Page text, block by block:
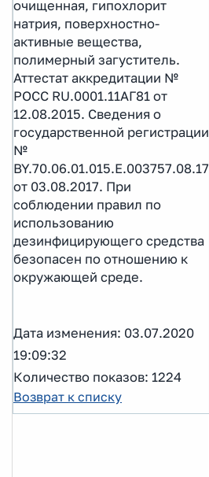
очищенная, гипохлорит
натрия, поверхностно-
активные вещества,
полимерный загуститель.
Аттестат аккредитации №
РОСС RU.0001.11АГ81 от
12.08.2015. Сведения о
государственной регистрации
№
BY.70.06.01.015.E.003757.08.17
от 03.08.2017. При
соблюдении правил по
использованию
дезинфицирующего средства
безопасен по отношению к
окружающей среде.
Дата изменения: 03.07.2020
19:09:32
Количество показов: 1224
Возврат к списку